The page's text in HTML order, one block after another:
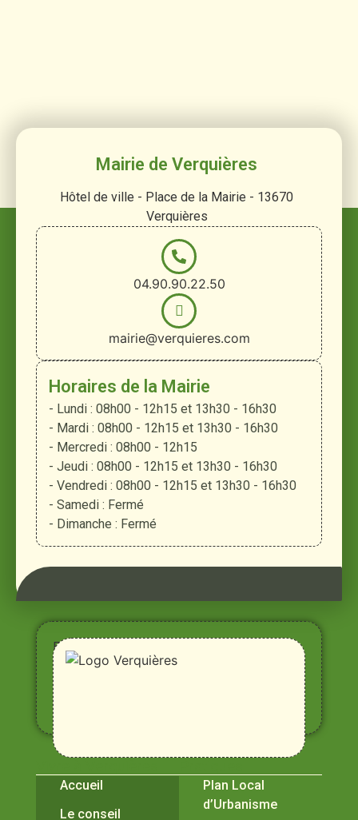
Mairie de Verquières
Hôtel de ville - Place de la Mairie - 13670
Verquières
04.90.90.22.50
mairie@verquieres.com
Horaires de la Mairie
- Lundi : 08h00 - 12h15 et 13h30 - 16h30
- Mardi : 08h00 - 12h15 et 13h30 - 16h30
- Mercredi : 08h00 - 12h15
- Jeudi : 08h00 - 12h15 et 13h30 - 16h30
- Vendredi : 08h00 - 12h15 et 13h30 - 16h30
- Samedi : Fermé
- Dimanche : Fermé
Entre
Rhône,
Alpilles
et
Durance
Accueil
Le conseil
Plan Local
d’Urbanisme